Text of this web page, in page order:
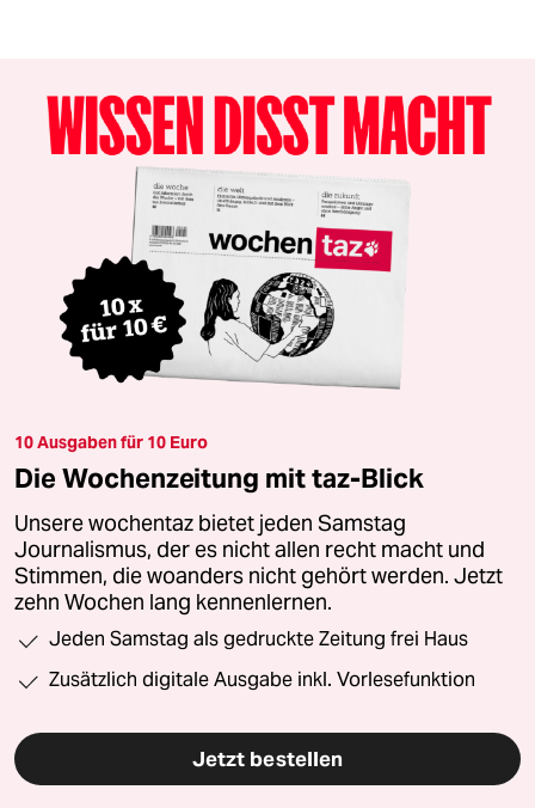
10 Ausgaben für 10 Euro
Die Wochenzeitung mit taz-Blick
Unsere wochentaz bietet jeden Samstag
Journalismus, der es nicht allen recht macht und
Stimmen, die woanders nicht gehört werden. Jetzt
zehn Wochen lang kennenlernen.
Jeden Samstag als gedruckte Zeitung frei Haus
Zusätzlich digitale Ausgabe inkl. Vorlesefunktion
Jetzt bestellen